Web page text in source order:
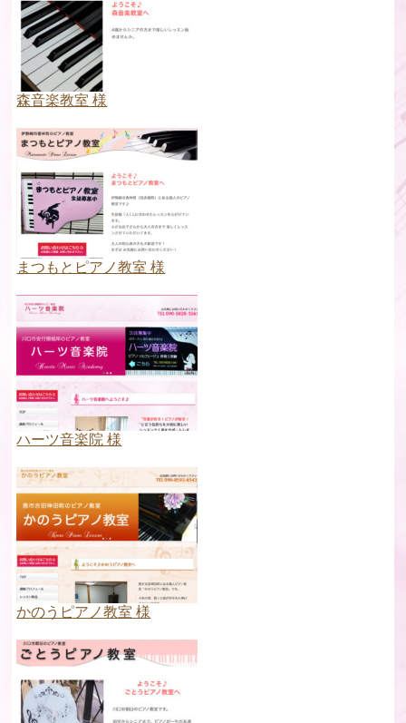
森音楽教室 様
まつもとピアノ教室 様
ハーツ音楽院 様
かのうピアノ教室 様